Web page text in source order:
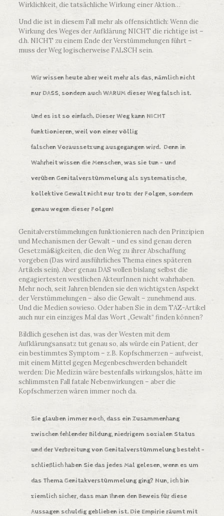
Wirklichkeit, die tatsächliche Wirkung einer Aktion…
Und die ist in diesem Fall mehr als offensichtlich: Wenn die
Wirkung des Weges der Aufklärung NICHT die richtige ist –
d.h. NICHT zu einem Ende der Verstümmelungen führt –
muss der Weg logischerweise FALSCH sein.
Wir wissen heute aber weit mehr als das, nämlich nicht
nur DASS, sondern auch WARUM dieser Weg falsch ist.
Und es ist so einfach. Dieser Weg kann NICHT
funktionieren, weil von einer völlig
falschen Voraussetzung ausgegangen wird. Denn in
Wahrheit wissen die Menschen, was sie tun – und
verüben Genitalverstümmelung als systematische,
kollektive Gewalt nicht nur trotz der Folgen, sondern
genau wegen dieser Folgen!
Genitalverstümmelungen funktionieren nach den Prinzipien
und Mechanismen der Gewalt – und es sind genau deren
Gesetzmäßigkeiten, die den Weg zu ihrer Abschaffung
vorgeben (Das wird ausführliches Thema eines späteren
Artikels sein). Aber genau DAS wollen bislang selbst die
engagiertesten westlichen AkteurInnen nicht wahrhaben.
Mehr noch, seit Jahren blenden sie den wichtigsten Aspekt
der Verstümmelungen – also die Gewalt – zunehmend aus.
Und die Medien sowieso. Oder haben Sie in dem TAZ-Artikel
auch nur ein einziges Mal das Wort „Gewalt“ finden können?
Bildlich gesehen ist das, was der Westen mit dem
Aufklärungsansatz tut genau so, als würde ein Patient, der
ein bestimmtes Symptom – z.B. Kopfschmerzen – aufweist,
mit einem Mittel gegen Megenbeschwerden behandelt
werden: Die Medizin wäre bestenfalls wirkungslos, hätte im
schlimmsten Fall fatale Nebenwirkungen – aber die
Kopfschmerzen wären immer noch da.
Sie glauben immer noch, dass einZusammenhang
zwischen fehlender Bildung, niedrigem sozialen Status
und der Verbreitung von Genitalverstümmelung besteht –
schließlich haben Sie das jedes Mal gelesen, wenn es um
das Thema Genitakverstümmelung ging? Nun, ich bin
ziemlich sicher, dass man Ihnen den Beweis für diese
Aussagen schuldig geblieben ist. Die Empirie räumt mit